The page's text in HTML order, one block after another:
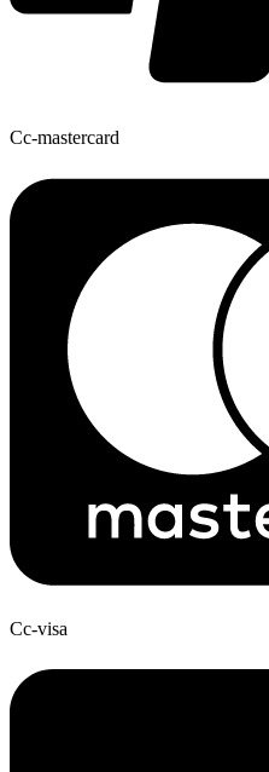
Cc-mastercard
Cc-visa